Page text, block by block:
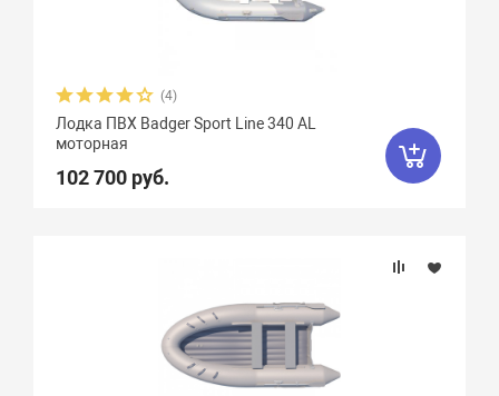
(4)
Лодка ПВХ Badger Sport Line 340 AL
моторная
102 700 руб.